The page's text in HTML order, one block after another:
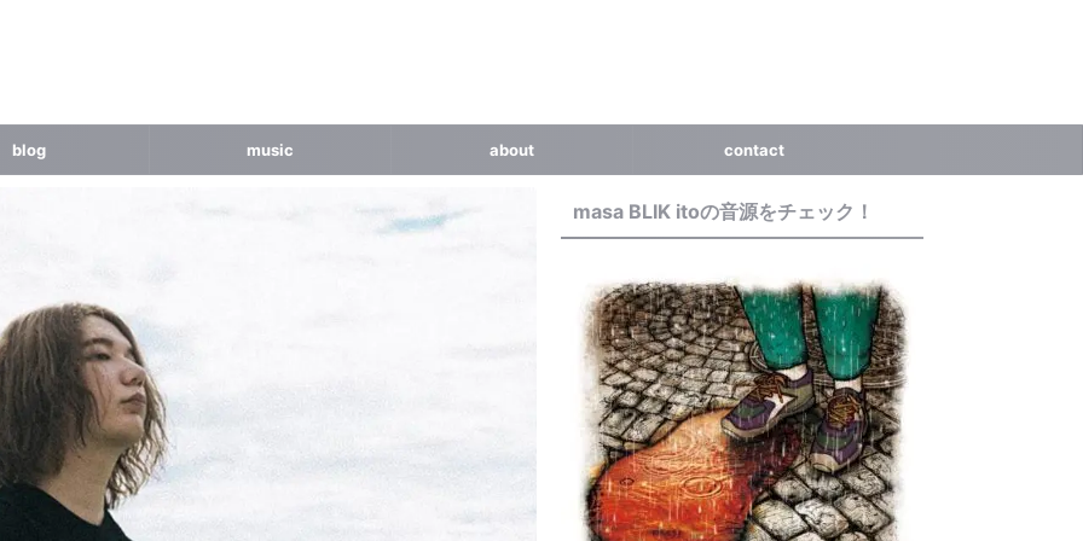
blog music about contact
masa BLIK itoの音源をチェック！